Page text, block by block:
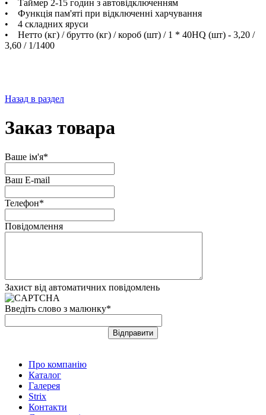
• Таймер 2-15 годин з автовідключенням
• Функція пам'яті при відключенні харчування
• 4 складних яруси
• Нетто (кг) / брутто (кг) / короб (шт) / 1 * 40HQ (шт) - 3,20 /
3,60 / 1/1400
Назад в раздел
Заказ товара
Ваше ім'я*
Ваш E-mail
Телефон*
Повідомлення
Захист від автоматичних повідомлень
Введіть слово з малюнку*
Про компанію
Каталог
Галерея
Strix
Контакти